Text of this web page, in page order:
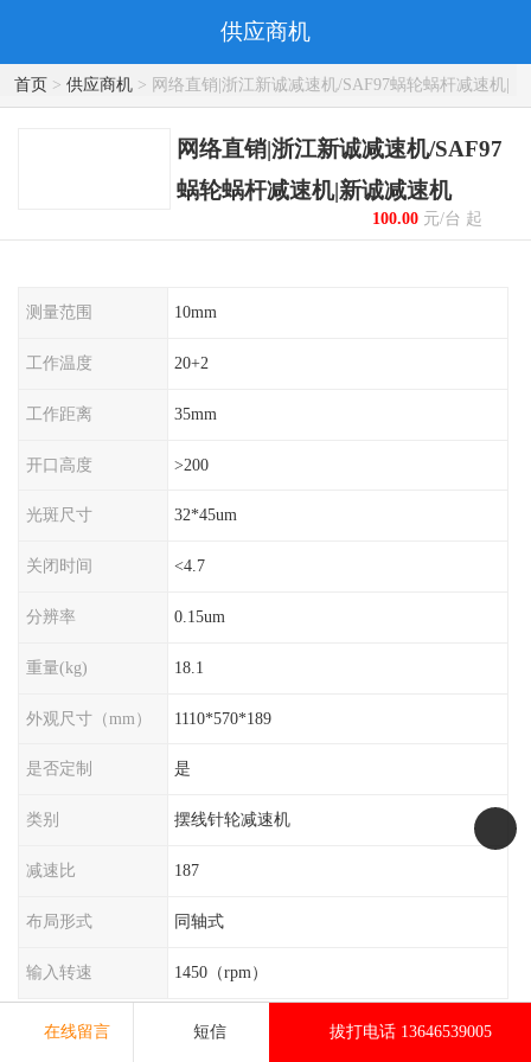
供应商机
首页> 供应商机> 网络直销|浙江新诚减速机/SAF97蜗轮蜗杆减速机|
新诚减速机
网络直销|浙江新诚减速机/SAF97
蜗轮蜗杆减速机|新诚减速机
100.00元/台 起
测量范围 10mm
工作温度 20+2
工作距离 35mm
开口高度 >200
光斑尺寸 32*45um
关闭时间 <4.7
分辨率 0.15um
重量(kg) 18.1
外观尺寸（mm） 1110*570*189
是否定制 是
类别 摆线针轮减速机
减速比 187
布局形式 同轴式
输入转速 1450（rpm）
SA77环保部指定减速机是一种符合环保部要求的减速机产品。该减
在线留言 短信 拔打电话 13646539005